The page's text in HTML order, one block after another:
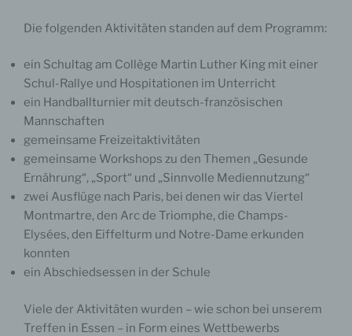
Die folgenden Aktivitäten standen auf dem Programm:
ein Schultag am Collège Martin Luther King mit einer
Schul-Rallye und Hospitationen im Unterricht
ein Handballturnier mit deutsch-französischen
Mannschaften
gemeinsame Freizeitaktivitäten
gemeinsame Workshops zu den Themen „Gesunde
Ernährung“, „Sport“ und „Sinnvolle Mediennutzung“
zwei Ausflüge nach Paris, bei denen wir das Viertel
Montmartre, den Arc de Triomphe, die Champs-
Elysées, den Eiffelturm und Notre-Dame erkunden
konnten
ein Abschiedsessen in der Schule
Viele der Aktivitäten wurden – wie schon bei unserem
Treffen in Essen – in Form eines Wettbewerbs